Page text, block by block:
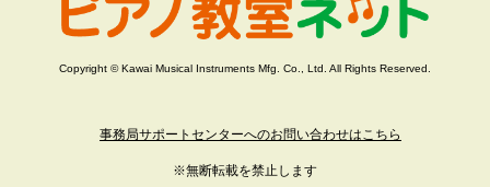
Copyright © Kawai Musical Instruments Mfg. Co., Ltd. All Rights Reserved.
事務局サポートセンターへのお問い合わせはこちら
※無断転載を禁止します